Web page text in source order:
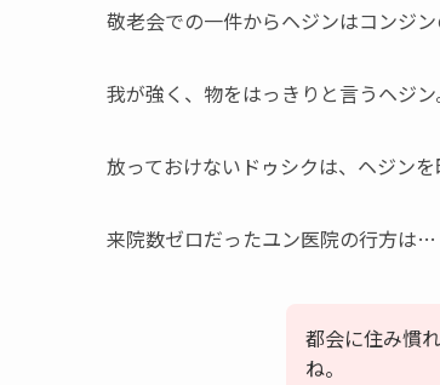
敬老会での一件からヘジンはコンジン
我が強く、物をはっきりと言うヘジン
放っておけないドゥシクは、ヘジン
来院数ゼロだったユン医院の行方は
都会に住み慣
ね。